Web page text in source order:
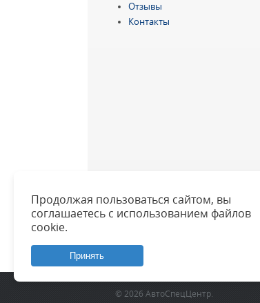
Отзывы
Контакты
В 2018 году в ООО
опасными условиями труда не
© 2026 АвтоСпецЦентр.
Продолжая пользоваться сайтом, вы
соглашаетесь с использованием файлов
cookie.
Принять